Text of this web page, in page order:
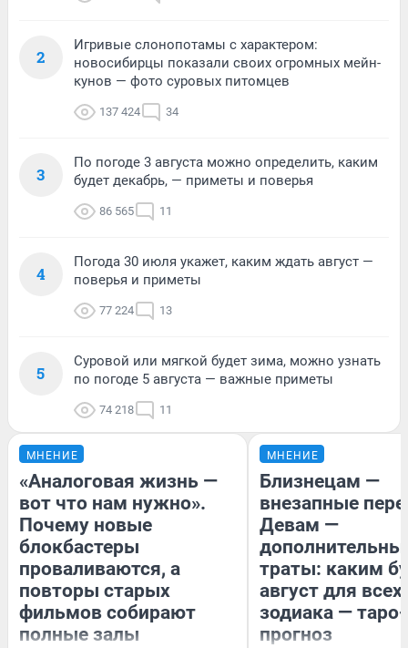
2
Игривые слонопотамы с характером:
новосибирцы показали своих огромных мейн-
кунов — фото суровых питомцев
137 424 34
3
По погоде 3 августа можно определить, каким
будет декабрь, — приметы и поверья
86 565 11
4
Погода 30 июля укажет, каким ждать август —
поверья и приметы
77 224 13
5
Суровой или мягкой будет зима, можно узнать
по погоде 5 августа — важные приметы
74 218 11
МНЕНИЕ
«Аналоговая жизнь —
вот что нам нужно».
Почему новые
блокбастеры
проваливаются, а
повторы старых
фильмов собирают
полные залы
МНЕНИЕ
Близнецам —
внезапные
Девам —
траты: каким
август для
зодиака — таро-
прогноз